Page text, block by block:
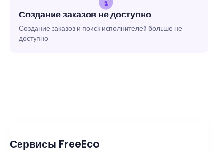
Создание заказов не доступно
Создание заказов и поиск исполнителей больше не
доступно
Сервисы FreeEco